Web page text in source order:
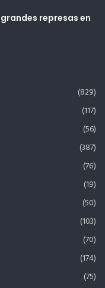
represas en
(829)
(117)
(56)
(387)
(76)
(19)
(50)
(103)
(70)
(174)
(75)